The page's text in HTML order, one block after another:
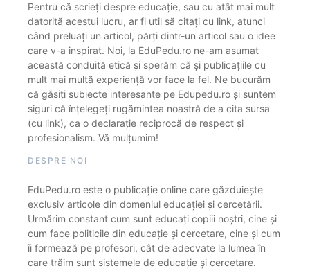
Pentru că scrieți despre educație, sau cu atât mai mult
datorită acestui lucru, ar fi util să citați cu link, atunci
când preluați un articol, părți dintr-un articol sau o idee
care v-a inspirat. Noi, la EduPedu.ro ne-am asumat
această conduită etică și sperăm că și publicațiile cu
mult mai multă experiență vor face la fel. Ne bucurăm
că găsiți subiecte interesante pe Edupedu.ro și suntem
siguri că înțelegeți rugămintea noastră de a cita sursa
(cu link), ca o declarație reciprocă de respect și
profesionalism. Vă mulțumim!
DESPRE NOI
EduPedu.ro este o publicație online care găzduiește
exclusiv articole din domeniul educației și cercetării.
Urmărim constant cum sunt educați copiii noștri, cine și
cum face politicile din educație și cercetare, cine și cum
îi formează pe profesori, cât de adecvate la lumea în
care trăim sunt sistemele de educație și cercetare.